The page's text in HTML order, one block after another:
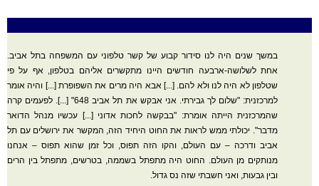
במשך שנים היה לנו סידור קבוע של קשר טלפוני עם המשפחה בתל אביב.
אחת לשלושה-ארבעה חודשים היינו מתקשרים אליהם בטלפון, אף על פי
שטלפון לא היה לנו ולא להם. [...] אבא היה מרים את השפופרת [...] והיה אומר
למרכזנית: "שלום לך גבירתי. אני אבקש את תל אביב 648" [...]. לפעמים קרה
שהמרכזנית הייתה אומרת: "בבקשה לחכות אדוני [...] עכשיו מנהל הדואר
מדבר". יכולתי ממש לראות את החוט היחיד הזה, המקשר את ירושלים עם תל
אביב ודרכה – עם העולם, והקו הזה תפוס, וכל זמן שהוא תפוס – אנחנו
מנותקים מן העולם. החוט היה מתפתל בשממה, בטרשים, מתפתל בין הרים
ובין גבעות, ואני חשבתי שזה נס גדול.